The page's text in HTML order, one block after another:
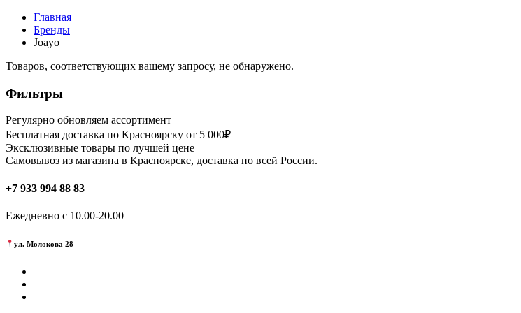
Главная
Бренды
Joayo
Товаров, соответствующих вашему запросу, не обнаружено.
Фильтры
Регулярно обновляем ассортимент
Бесплатная доставка по Красноярску от 5 000₽
Эксклюзивные товары по лучшей цене
Самовывоз из магазина в Красноярске, доставка по всей России.
+7 933 994 88 83
Ежедневно с 10.00-20.00
ул. Молокова 28